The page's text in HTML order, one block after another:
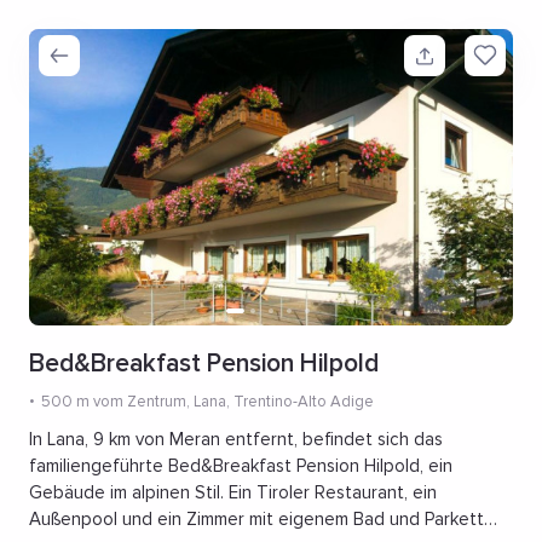
Bed&Breakfast Pension Hilpold
500 m vom Zentrum, Lana, Trentino-Alto Adige
In Lana, 9 km von Meran entfernt, befindet sich das
familiengeführte Bed&Breakfast Pension Hilpold, ein
Gebäude im alpinen Stil. Ein Tiroler Restaurant, ein
Außenpool und ein Zimmer mit eigenem Bad und Parkett